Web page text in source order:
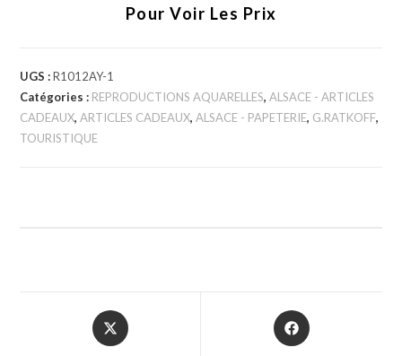
Pour Voir Les Prix
UGS :R1012AY-1
Catégories : REPRODUCTIONS AQUARELLES,ALSACE - ARTICLES
CADEAUX,ARTICLES CADEAUX,ALSACE - PAPETERIE, G.RATKOFF,
TOURISTIQUE